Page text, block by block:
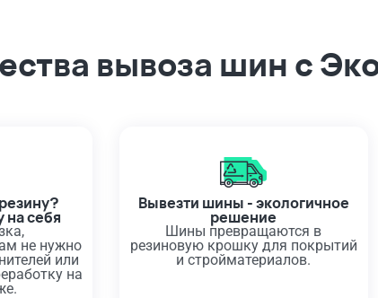
вывоза шин с
на себя
не нужно
или
на
Вывезти шины - экологичное
решение
Шины превращаются в
резиновую крошку для покрытий
и стройматериалов.